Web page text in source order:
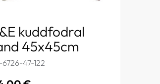
kuddfodral
45x45cm
6726-47-122